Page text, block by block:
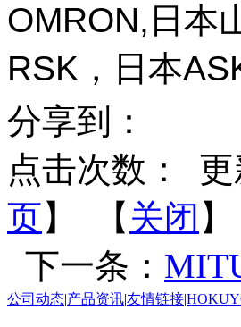
OMRON,日本
RSK，日本
分享到：
点击次数：
页】 【 关闭 】
下一条：
公司动态|产品资讯|友情链接|